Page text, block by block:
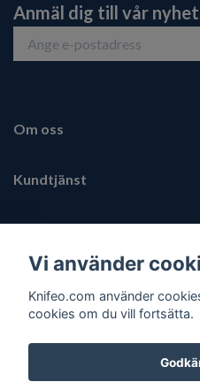
Anmäl dig till vår
Om oss
Kundtjänst
Vi använder
Knifeo.com använder
cookies om du vill fortsätta.